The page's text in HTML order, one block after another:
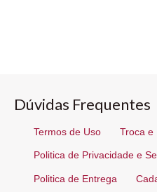
Dúvidas Frequentes
Termos de Uso Troca e
Politica de Privacidade e
Politica de Entrega